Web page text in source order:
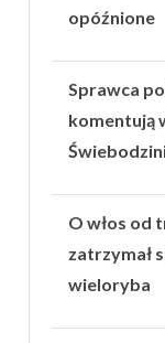
opóźnione
Sprawca
komentują
O włos od
zatrzymał
wieloryba